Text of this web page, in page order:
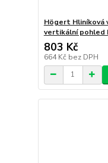
Högert Hliníková
vertikální pohled
803 Kč
664 Kč bez DPH